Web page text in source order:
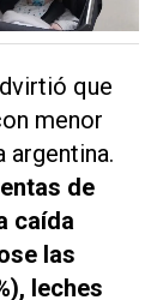
que
menor
argentina.
de
caída
las
leches